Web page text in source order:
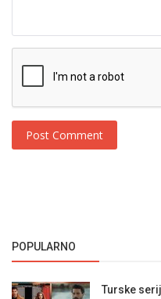
Post Comment
POPULARNO
Turske